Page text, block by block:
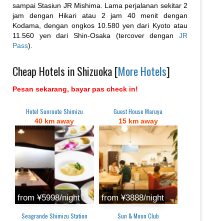
sampai Stasiun JR Mishima. Lama perjalanan sekitar 2
jam dengan Hikari atau 2 jam 40 menit dengan
Kodama, dengan ongkos 10.580 yen dari Kyoto atau
11.560 yen dari Shin-Osaka (tercover dengan JR
Pass).
Cheap Hotels in Shizuoka [More Hotels]
Pesan sekarang, bayar pas check in!
Hotel Sunroute Shimizu
40 km away
from ¥5998/night
Guest House Maruya
15 km away
from ¥3888/night
Seagrande Shimizu Station Sun & Moon Club